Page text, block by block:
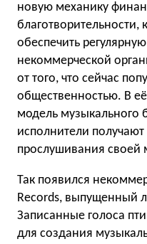
новую механику
благотворительности,
обеспечить
некоммерческой
от того, что сейчас
общественностью. В
модель музыкального
исполнители
прослушивания своей
Так появился
Records, выпущенный
Записанные голоса
для создания